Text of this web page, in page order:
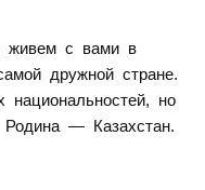
живем с вами в
дружной стране.
но
Родина — Казахстан.